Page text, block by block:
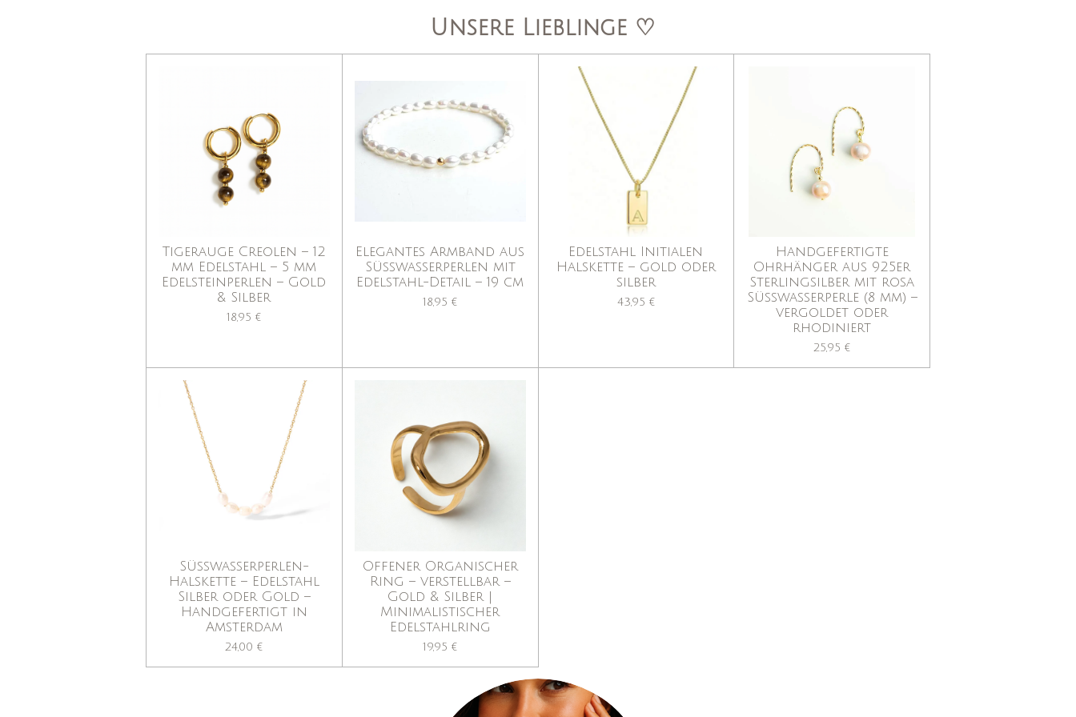
g
r
A
p
Unsere Lieblinge ♡
Tigerauge Creolen – 12
mm Edelstahl – 5 mm
Edelsteinperlen – Gold
& Silber
18,95 €
Elegantes Armband aus
Süßwasserperlen mit
Edelstahl-Detail – 19 cm
18,95 €
Edelstahl Initialen
Halskette – gold oder
silber
43,95 €
Handgefertigte
Ohrhänger aus 925er
Sterlingsilber mit rosa
Süßwasserperle (8 mm) –
vergoldet oder
rhodiniert
25,95 €
Süßwasserperlen-
Halskette – Edelstahl
Silber oder Gold –
Handgefertigt in
Amsterdam
24,00 €
Offener Organischer
Ring – verstellbar –
Gold & Silber |
Minimalistischer
Edelstahlring
19,95 €